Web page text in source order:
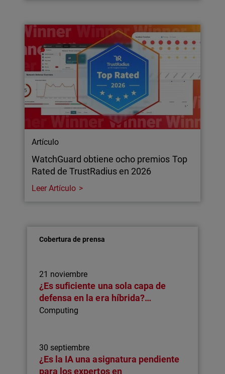
Artículo
WatchGuard obtiene ocho premios Top
Rated de TrustRadius en 2026
Leer Artículo
Cobertura de prensa
21 noviembre
¿Es suficiente una sola capa de
defensa en la era híbrida?…
Computing
30 septiembre
¿Es la IA una asignatura pendiente
para los expertos en